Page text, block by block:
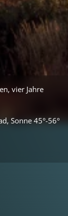
vier Jahre
Sonne 45°-56°